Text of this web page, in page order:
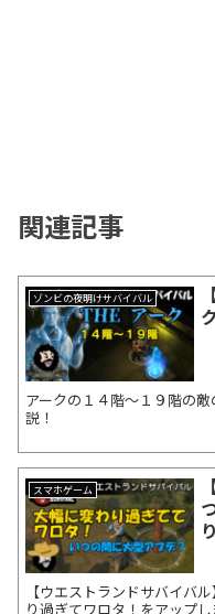
関連記事
ゾンビの夜明けサバイバル
アークの１４階～１９階の
説！
スマホゲーム
【ウエストランドサバイバ
り過ぎてワロタ！をアップ